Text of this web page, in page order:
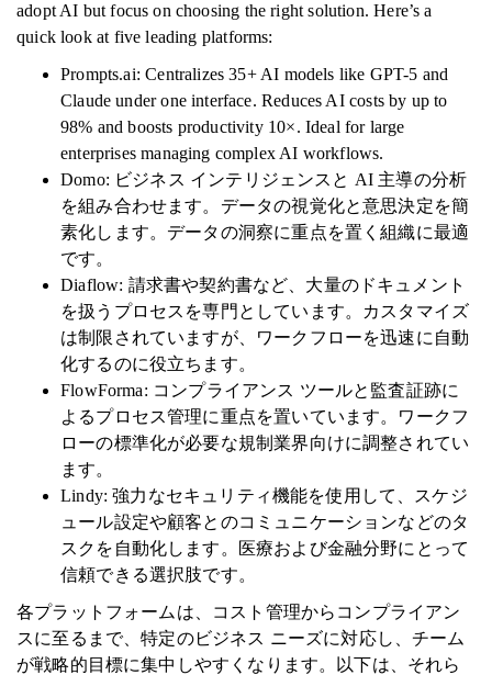
adopt AI but focus on choosing the right solution. Here’s a
quick look at five leading platforms:
Prompts.ai: Centralizes 35+ AI models like GPT-5 and
Claude under one interface. Reduces AI costs by up to
98% and boosts productivity 10×. Ideal for large
enterprises managing complex AI workflows.
Domo: ビジネス インテリジェンスと AI 主導の分析
を組み合わせます。データの視覚化と意思決定を簡
素化します。データの洞察に重点を置く組織に最適
です。
Diaflow: 請求書や契約書など、大量のドキュメント
を扱うプロセスを専門としています。カスタマイズ
は制限されていますが、ワークフローを迅速に自動
化するのに役立ちます。
FlowForma: コンプライアンス ツールと監査証跡に
よるプロセス管理に重点を置いています。ワークフ
ローの標準化が必要な規制業界向けに調整されてい
ます。
Lindy: 強力なセキュリティ機能を使用して、スケジ
ュール設定や顧客とのコミュニケーションなどのタ
スクを自動化します。医療および金融分野にとって
信頼できる選択肢です。
各プラットフォームは、コスト管理からコンプライアン
スに至るまで、特定のビジネス ニーズに対応し、チーム
が戦略的目標に集中しやすくなります。以下は、それら